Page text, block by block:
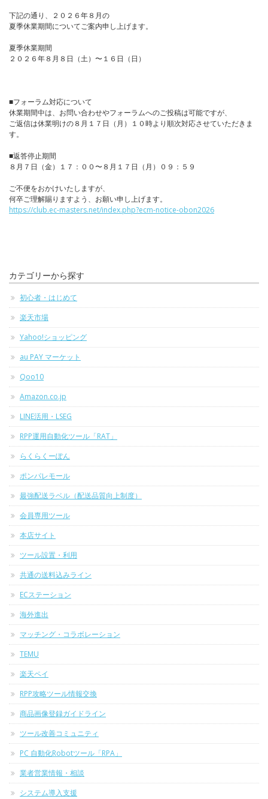
下記の通り、２０２６年８月の
夏季休業期間についてご案内申し上げます。
夏季休業期間
２０２６年８月８日（土）〜１６日（日）
■フォーラム対応について
休業期間中は、お問い合わせやフォーラムへのご投稿は可能ですが、
ご返信は休業明けの８月１７日（月）１０時より順次対応させていただきま
す。
■返答停止期間
８月７日（金）１７：００〜８月１７日（月）０９：５９
ご不便をおかけいたしますが、
何卒ご理解賜りますよう、お願い申し上げます。
https://club.ec-masters.net/index.php?ecm-notice-obon2026
カテゴリーから探す
初心者・はじめて
楽天市場
Yahoo!ショッピング
au PAY マーケット
Qoo10
Amazon.co.jp
LINE活用・LSEG
RPP運用自動化ツール「RAT」
らくらくーぽん
ポンパレモール
最強配送ラベル（配送品質向上制度）
会員専用ツール
本店サイト
ツール設置・利用
共通の送料込みライン
ECステーション
海外進出
マッチング・コラボレーション
TEMU
楽天ペイ
RPP攻略ツール情報交換
商品画像登録ガイドライン
ツール改善コミュニティ
PC 自動化Robotツール「RPA」
業者営業情報・相談
システム導入支援